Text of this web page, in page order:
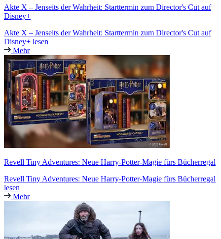
Akte X – Jenseits der Wahrheit: Starttermin zum Director's Cut auf
Disney+
Akte X – Jenseits der Wahrheit: Starttermin zum Director's Cut auf
Disney+ lesen
Mehr
Revell Tiny Adventures: Neue Harry-Potter-Magie fürs Bücherregal
Revell Tiny Adventures: Neue Harry-Potter-Magie fürs Bücherregal
lesen
Mehr